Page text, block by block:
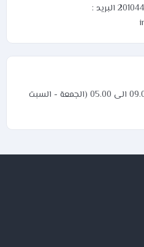
البريد :
الاحمد -الخميس : 09.00 الى 05.00 (الجمعة - السبت